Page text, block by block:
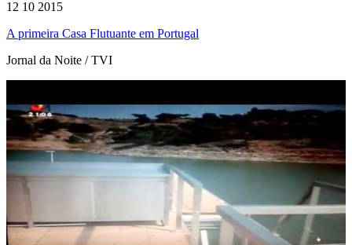
12 10 2015
A primeira Casa Flutuante em Portugal
Jornal da Noite / TVI